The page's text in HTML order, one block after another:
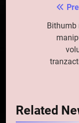
Navigare
articole
Bithumb
Related